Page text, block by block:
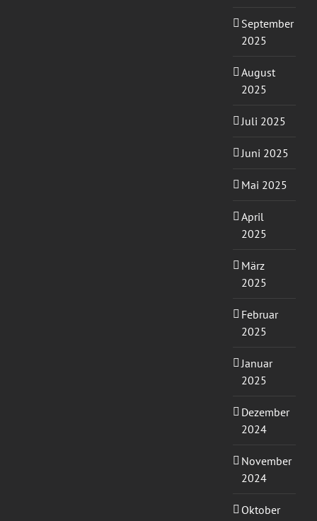
September
2025
August
2025
Juli 2025
Juni 2025
Mai 2025
April
2025
März
2025
Februar
2025
Januar
2025
Dezember
2024
November
2024
Oktober